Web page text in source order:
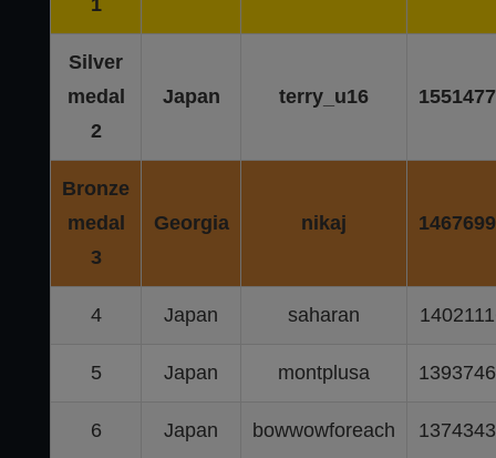
1
Silver
medal
2
Japan terry_u16
Bronze
medal
3
Georgia nikaj
4 Japan saharan
5 Japan montplusa
6 Japan bowwowforeach